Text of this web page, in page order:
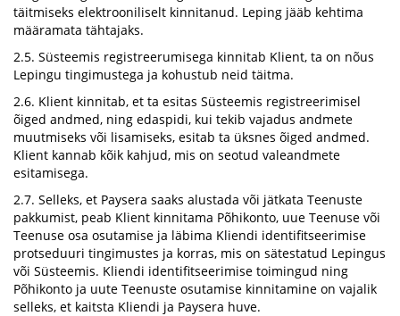
täitmiseks elektrooniliselt kinnitanud. Leping jääb kehtima
määramata tähtajaks.
2.5. Süsteemis registreerumisega kinnitab Klient, ta on nõus
Lepingu tingimustega ja kohustub neid täitma.
2.6. Klient kinnitab, et ta esitas Süsteemis registreerimisel
õiged andmed, ning edaspidi, kui tekib vajadus andmete
muutmiseks või lisamiseks, esitab ta üksnes õiged andmed.
Klient kannab kõik kahjud, mis on seotud valeandmete
esitamisega.
2.7. Selleks, et Paysera saaks alustada või jätkata Teenuste
pakkumist, peab Klient kinnitama Põhikonto, uue Teenuse või
Teenuse osa osutamise ja läbima Kliendi identifitseerimise
protseduuri tingimustes ja korras, mis on sätestatud Lepingus
või Süsteemis. Kliendi identifitseerimise toimingud ning
Põhikonto ja uute Teenuste osutamise kinnitamine on vajalik
selleks, et kaitsta Kliendi ja Paysera huve.